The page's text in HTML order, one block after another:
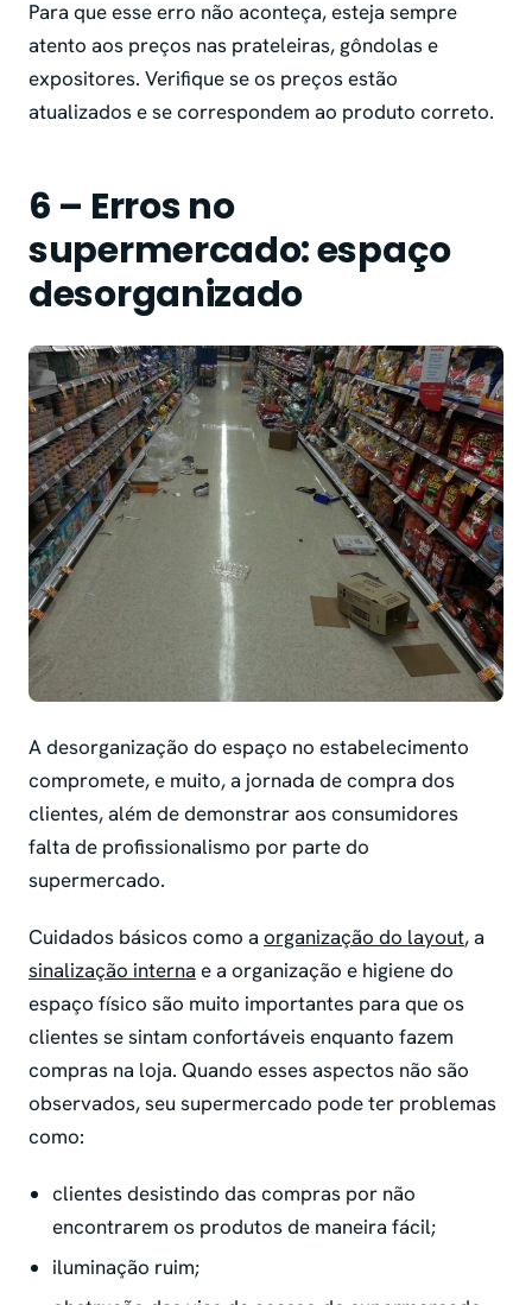
Para que esse erro não aconteça, esteja sempre
atento aos preços nas prateleiras, gôndolas e
expositores. Verifique se os preços estão
atualizados e se correspondem ao produto correto.
6 – Erros no
supermercado: espaço
desorganizado
A desorganização do espaço no estabelecimento
compromete, e muito, a jornada de compra dos
clientes, além de demonstrar aos consumidores
falta de profissionalismo por parte do
supermercado.
Cuidados básicos como a organização do layout, a
sinalização interna e a organização e higiene do
espaço físico são muito importantes para que os
clientes se sintam confortáveis enquanto fazem
compras na loja. Quando esses aspectos não são
observados, seu supermercado pode ter problemas
como:
clientes desistindo das compras por não
encontrarem os produtos de maneira fácil;
iluminação ruim;